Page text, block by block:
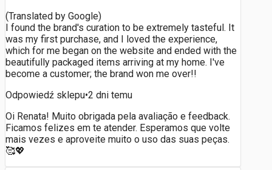
(Translated by Google)
I found the brand's curation to be extremely tasteful. It
was my first purchase, and I loved the experience,
which for me began on the website and ended with the
beautifully packaged items arriving at my home. I've
become a customer; the brand won me over!!
Odpowiedź sklepu•2 dni temu
Oi Renata! Muito obrigada pela avaliação e feedback.
Ficamos felizes em te atender. Esperamos que volte
mais vezes e aproveite muito o uso das suas peças.
🥰💖